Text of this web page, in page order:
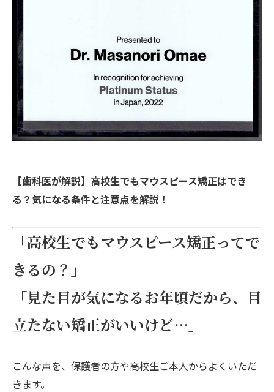
【歯科医が解説】高校生でもマウスピース矯正はでき
る？気になる条件と注意点を解説！
「高校生でもマウスピース矯正ってで
きるの？」
「見た目が気になるお年頃だから、目
立たない矯正がいいけど…」
こんな声を、保護者の方や高校生ご本人からよくいただ
きます。